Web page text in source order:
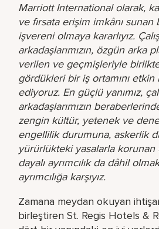
Marriott International olarak,
ve fırsata erişim imkânı sunan
işvereni olmaya kararlıyız.
arkadaşlarımızın, özgün arka
verilen ve geçmişleriyle
gördükleri bir iş ortamını
ediyoruz. En güçlü yanımız,
arkadaşlarımızın
zengin kültür, yetenek ve
engellilik durumuna, askerlik
yürürlükteki yasalarla
dayalı ayrımcılık da dâhil
ayrımcılığa karşıyız.
Zamana meydan okuyan
birleştiren St. Regis Hotels &